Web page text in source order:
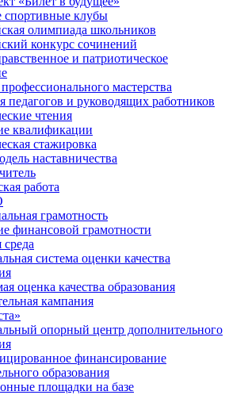
клубы
олимпиада школьников
конкурс сочинений
и патриотическое
мастерства
педагогов и руководящих работников
чтения
квалификации
стажировка
наставничества
работа
грамотность
финансовой грамотности
среда
система оценки качества
оценка качества образования
кампания
опорный центр дополнительного
финансирование
образования
площадки на базе